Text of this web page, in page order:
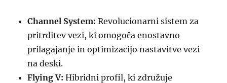
Channel System: Revolucionarni sistem za
pritrditev vezi, ki omogoča enostavno
prilagajanje in optimizacijo nastavitve vezi
na deski.
Flying V: Hibridni profil, ki združuje